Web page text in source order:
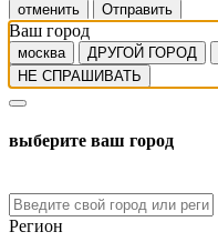
отменить Отправить
Ваш город
москва ДРУГОЙ ГОРОД
НЕ СПРАШИВАТЬ
выберите ваш город
Регион